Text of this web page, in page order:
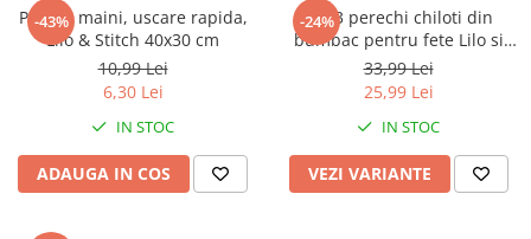
-43%
Prosop maini, uscare rapida,
Lilo & Stitch 40x30 cm
10,99 Lei
6,30 Lei
IN STOC
ADAUGA IN COS
-24%
Set 3 perechi chiloti din
bumbac pentru fete Lilo si
Stitch
33,99 Lei
25,99 Lei
IN STOC
VEZI VARIANTE